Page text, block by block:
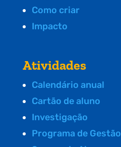
Como criar
Impacto
Atividades
Calendário anual
Cartão de aluno
Investigação
Programa de Gestão